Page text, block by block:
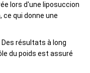
lors d'une liposuccion
qui donne une
résultats à long
du poids est assuré